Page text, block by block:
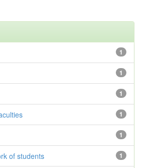
1
1
1
1
1
1
of students